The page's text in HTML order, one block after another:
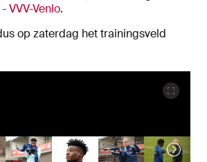
VVV-Venlo.
op zaterdag het trainingsveld